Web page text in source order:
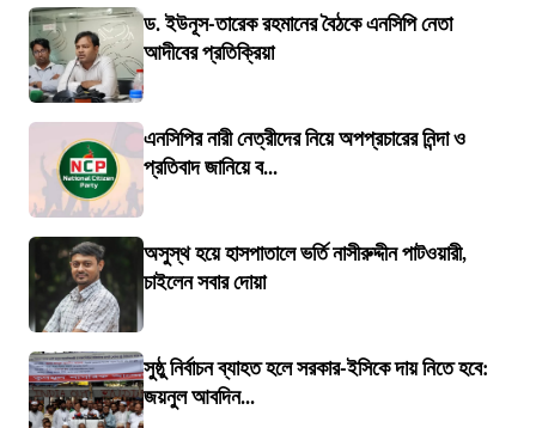
ড. ইউনূস-তারেক রহমানের বৈঠকে এনসিপি নেতা
আদীবের প্রতিক্রিয়া
এনসিপির নারী নেত্রীদের নিয়ে অপপ্রচারের নিন্দা ও
প্রতিবাদ জানিয়ে ব...
অসুস্থ হয়ে হাসপাতালে ভর্তি নাসীরুদ্দীন পাটওয়ারী,
চাইলেন সবার দোয়া
সুষ্ঠু নির্বাচন ব্যাহত হলে সরকার-ইসিকে দায় নিতে হবে:
জয়নুল আবদিন...